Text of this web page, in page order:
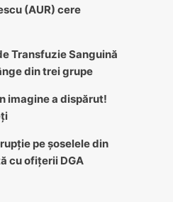
(AUR) cere
Transfuzie Sanguină
din trei grupe
imagine a dispărut!
pe șoselele din
cu ofițerii DGA